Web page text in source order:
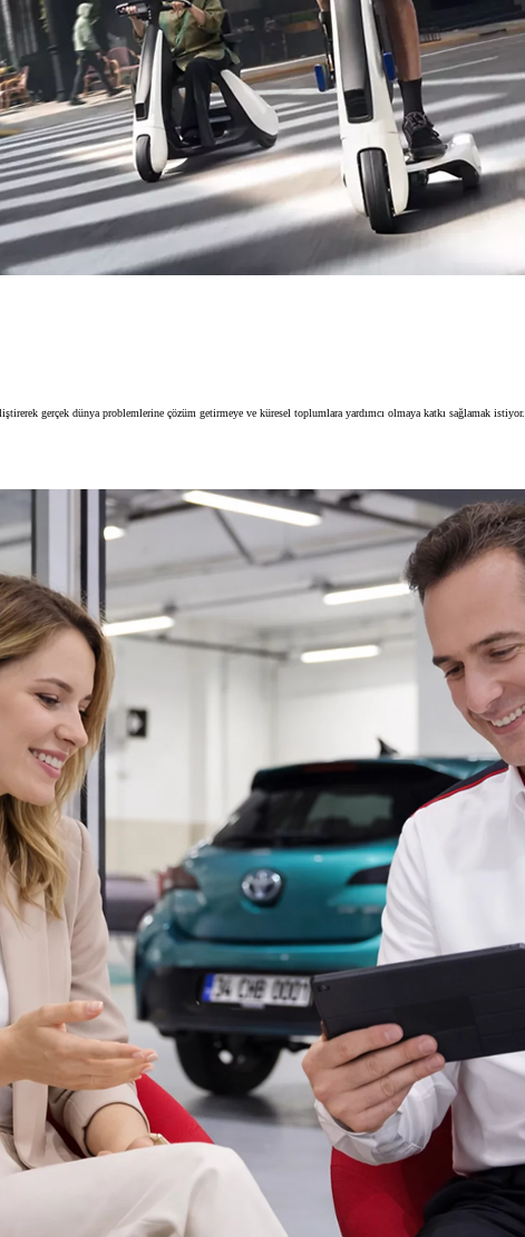
gerçek dünya problemlerine çözüm getirmeye ve küresel toplumlara yardımcı olmaya katkı sağlamak istiyor.